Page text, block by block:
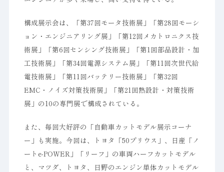
構成展示会は、「第37回モータ技術展」「第28回モーシ
ョン・エンジニアリング展」「第12回メカトロニクス技
術展」「第6回センシング技術展」「第1回部品設計・加
工技術展」「第34回電源システム展」「第11回次世代給
電技術展」「第11回バッテリー技術展」「第32回
EMC・ノイズ対策技術展」「第21回熱設計・対策技術
展」の10の専門展で構成されている。
また、毎回大好評の「自動車カットモデル展示コーナ
ー」も実施。今回は、トヨタ「50プリウス」、日産「ノ
ートe-POWER」「リーフ」の車両ハーフカットモデル
と、マツダ、トヨタ、日野のエンジン単体カットモデル